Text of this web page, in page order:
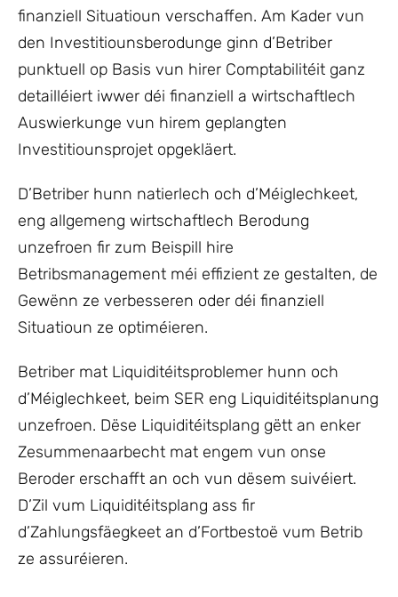
finanziell Situatioun verschaffen. Am Kader vun
den Investitiounsberodunge ginn d’Betriber
punktuell op Basis vun hirer Comptabilitéit ganz
detailléiert iwwer déi finanziell a wirtschaftlech
Auswierkunge vun hirem geplangten
Investitiounsprojet opgekläert.
D’Betriber hunn natierlech och d’Méiglechkeet,
eng allgemeng wirtschaftlech Berodung
unzefroen fir zum Beispill hire
Betribsmanagement méi effizient ze gestalten, de
Gewënn ze verbesseren oder déi finanziell
Situatioun ze optiméieren.
Betriber mat Liquiditéitsproblemer hunn och
d’Méiglechkeet, beim SER eng Liquiditéitsplanung
unzefroen. Dëse Liquiditéitsplang gëtt an enker
Zesummenaarbecht mat engem vun onse
Beroder erschafft an och vun dësem suivéiert.
D’Zil vum Liquiditéitsplang ass fir
d’Zahlungsfäegkeet an d’Fortbestoë vum Betrib
ze assuréieren.